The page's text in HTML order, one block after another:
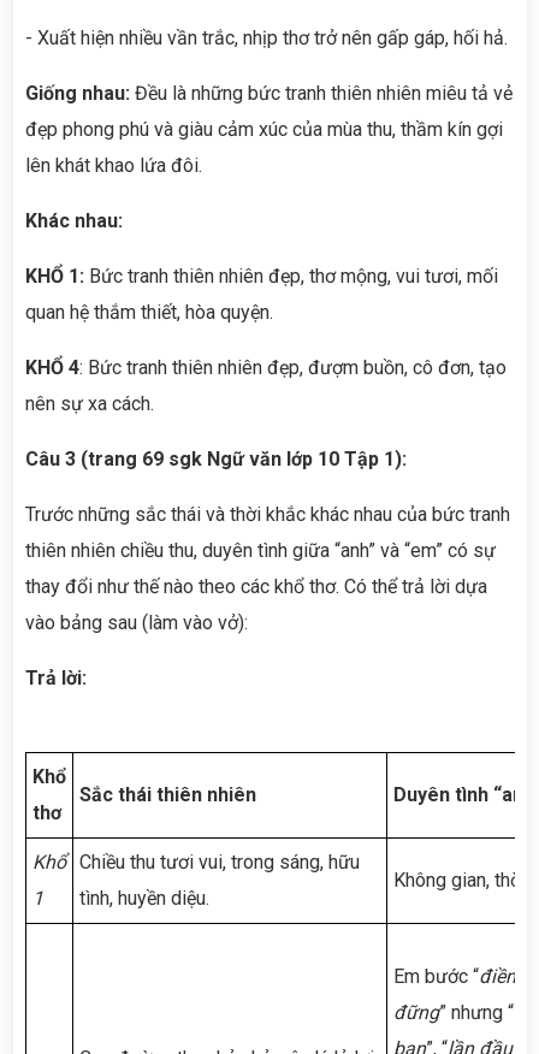
- Xuất hiện nhiều vần trắc, nhịp thơ trở nên gấp gáp, hối hả.
Giống nhau: Đều là những bức tranh thiên nhiên miêu tả vẻ
đẹp phong phú và giàu cảm xúc của mùa thu, thầm kín gợi
lên khát khao lứa đôi.
Khác nhau:
KHỔ 1: Bức tranh thiên nhiên đẹp, thơ mộng, vui tươi, mối
quan hệ thắm thiết, hòa quyện.
KHỔ 4: Bức tranh thiên nhiên đẹp, đượm buồn, cô đơn, tạo
nên sự xa cách.
Câu 3 (trang 69 sgk Ngữ văn lớp 10 Tập 1):
Trước những sắc thái và thời khắc khác nhau của bức tranh
thiên nhiên chiều thu, duyên tình giữa “anh” và “em” có sự
thay đổi như thế nào theo các khổ thơ. Có thể trả lời dựa
vào bảng sau (làm vào vở):
Trả lời:
Khổ
thơ
Sắc thái thiên nhiên Duyên tình
Khổ
1
Chiều thu tươi vui, trong sáng, hữu
tình, huyền diệu.
Không gian, thời
Em bước “điềm
đững” nhưng “
bạn”, “lần đầu